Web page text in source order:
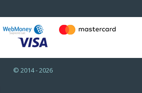
© 2014 - 2026